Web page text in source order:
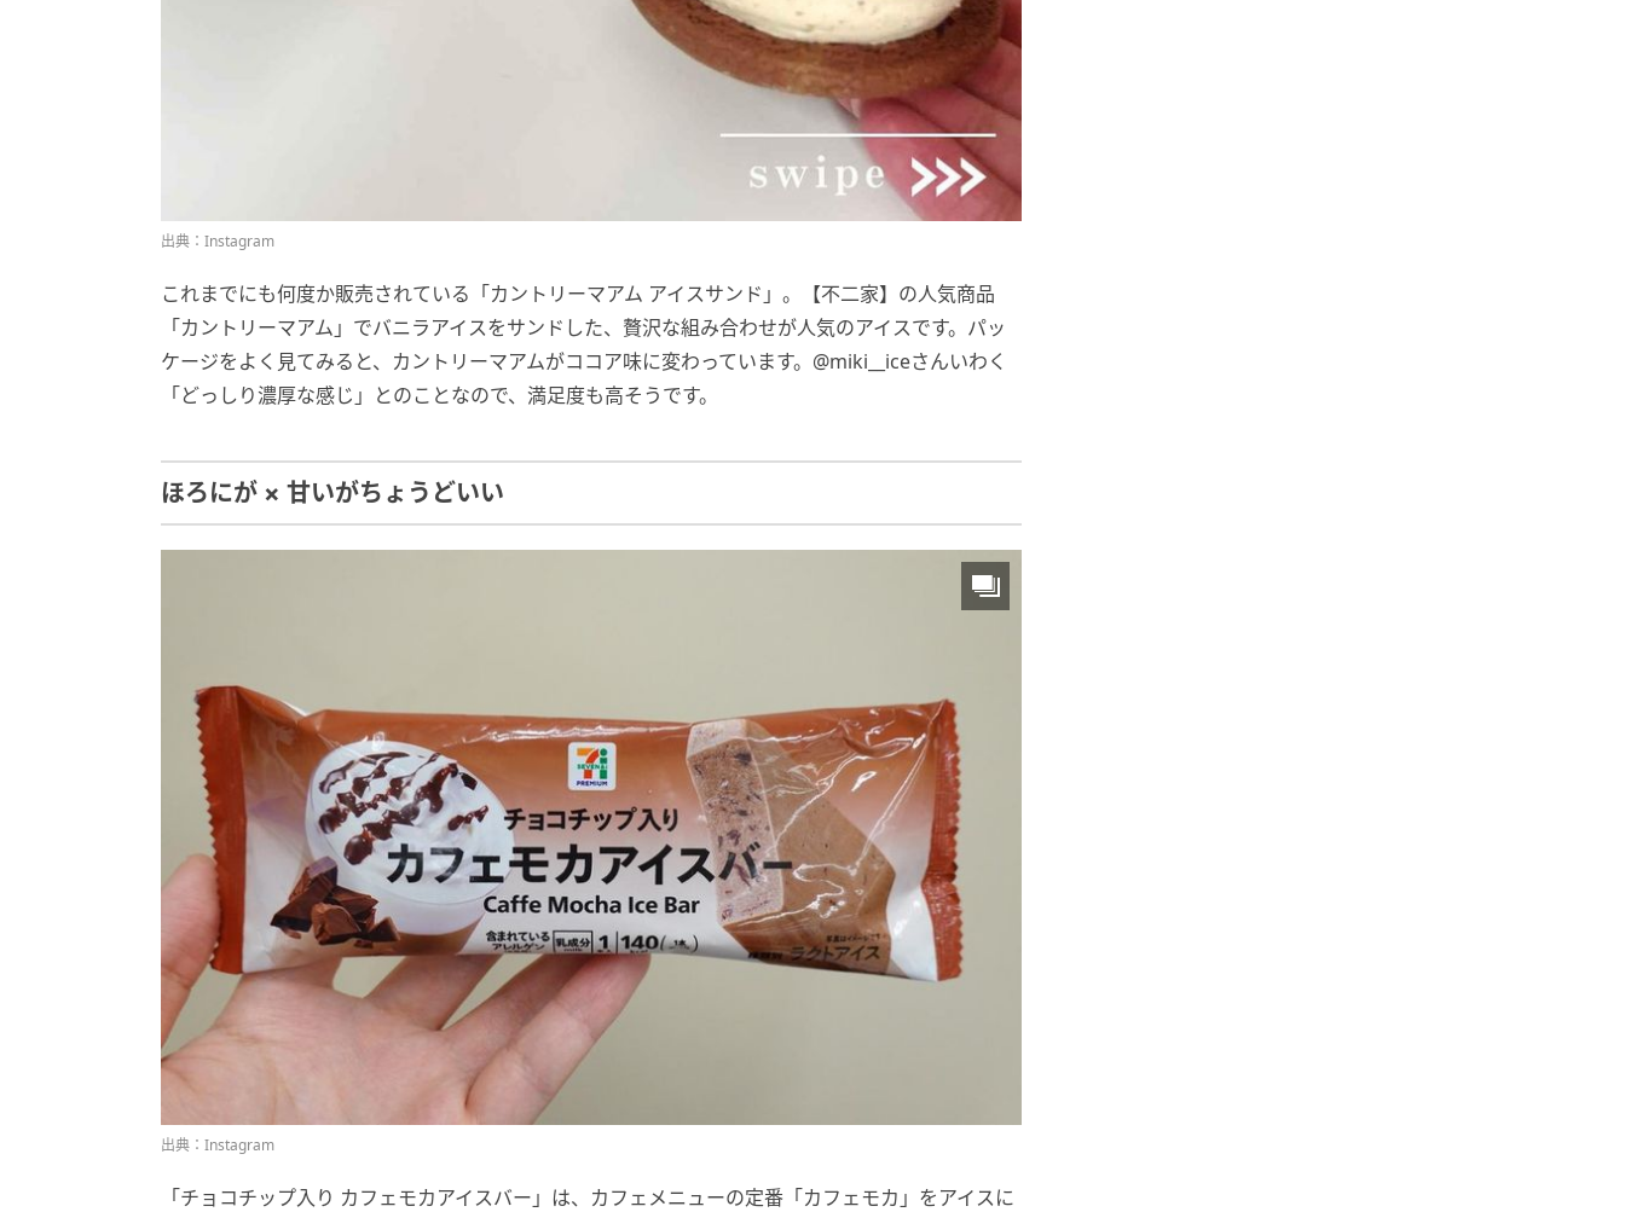
出典：Instagram
これまでにも何度か販売されている「カントリーマアム アイスサンド」。【不二家】の人気商品
「カントリーマアム」でバニラアイスをサンドした、贅沢な組み合わせが人気のアイスです。パッ
ケージをよく見てみると、カントリーマアムがココア味に変わっています。@miki__iceさんいわく
「どっしり濃厚な感じ」とのことなので、満足度も高そうです。
ほろにが × 甘いがちょうどいい
出典：Instagram
「チョコチップ入り カフェモカアイスバー」は、カフェメニューの定番「カフェモカ」をアイスに